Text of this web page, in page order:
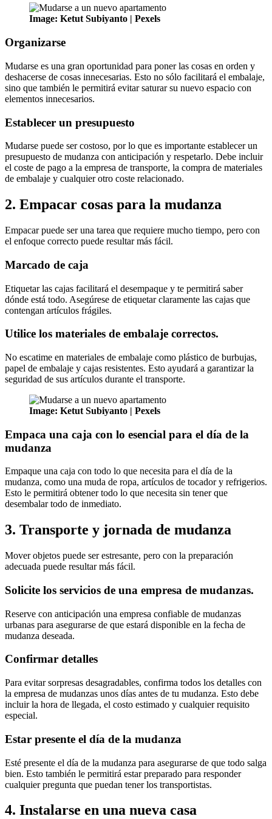
Image: Ketut Subiyanto | Pexels
Organizarse
Mudarse es una gran oportunidad para poner las cosas en orden y
deshacerse de cosas innecesarias. Esto no sólo facilitará el embalaje,
sino que también le permitirá evitar saturar su nuevo espacio con
elementos innecesarios.
Establecer un presupuesto
Mudarse puede ser costoso, por lo que es importante establecer un
presupuesto de mudanza con anticipación y respetarlo. Debe incluir
el coste de pago a la empresa de transporte, la compra de materiales
de embalaje y cualquier otro coste relacionado.
2. Empacar cosas para la mudanza
Empacar puede ser una tarea que requiere mucho tiempo, pero con
el enfoque correcto puede resultar más fácil.
Marcado de caja
Etiquetar las cajas facilitará el desempaque y te permitirá saber
dónde está todo. Asegúrese de etiquetar claramente las cajas que
contengan artículos frágiles.
Utilice los materiales de embalaje correctos.
No escatime en materiales de embalaje como plástico de burbujas,
papel de embalaje y cajas resistentes. Esto ayudará a garantizar la
seguridad de sus artículos durante el transporte.
Image: Ketut Subiyanto | Pexels
Empaca una caja con lo esencial para el día de la
mudanza
Empaque una caja con todo lo que necesita para el día de la
mudanza, como una muda de ropa, artículos de tocador y refrigerios.
Esto le permitirá obtener todo lo que necesita sin tener que
desembalar todo de inmediato.
3. Transporte y jornada de mudanza
Mover objetos puede ser estresante, pero con la preparación
adecuada puede resultar más fácil.
Solicite los servicios de una empresa de mudanzas.
Reserve con anticipación una empresa confiable de mudanzas
urbanas para asegurarse de que estará disponible en la fecha de
mudanza deseada.
Confirmar detalles
Para evitar sorpresas desagradables, confirma todos los detalles con
la empresa de mudanzas unos días antes de tu mudanza. Esto debe
incluir la hora de llegada, el costo estimado y cualquier requisito
especial.
Estar presente el día de la mudanza
Esté presente el día de la mudanza para asegurarse de que todo salga
bien. Esto también le permitirá estar preparado para responder
cualquier pregunta que puedan tener los transportistas.
4. Instalarse en una nueva casa